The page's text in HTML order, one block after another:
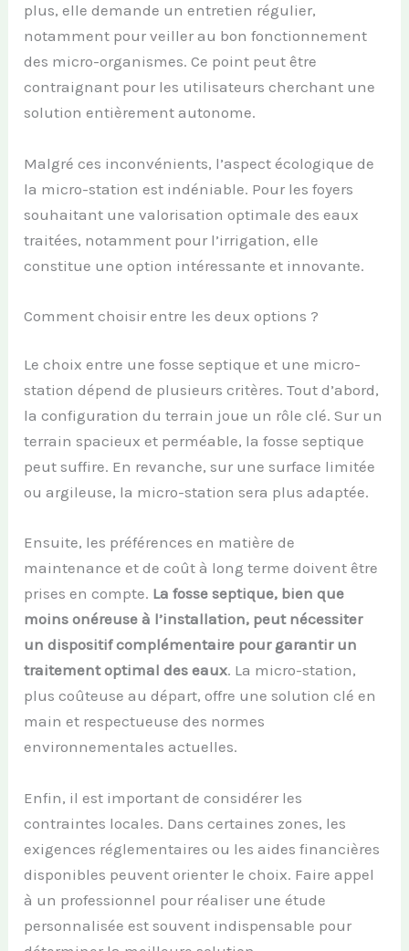
plus, elle demande un entretien régulier,
notamment pour veiller au bon fonctionnement
des micro-organismes. Ce point peut être
contraignant pour les utilisateurs cherchant une
solution entièrement autonome.
Malgré ces inconvénients, l’aspect écologique de
la micro-station est indéniable. Pour les foyers
souhaitant une valorisation optimale des eaux
traitées, notamment pour l’irrigation, elle
constitue une option intéressante et innovante.
Comment choisir entre les deux options ?
Le choix entre une fosse septique et une micro-
station dépend de plusieurs critères. Tout d’abord,
la configuration du terrain joue un rôle clé. Sur un
terrain spacieux et perméable, la fosse septique
peut suffire. En revanche, sur une surface limitée
ou argileuse, la micro-station sera plus adaptée.
Ensuite, les préférences en matière de
maintenance et de coût à long terme doivent être
prises en compte. La fosse septique, bien que
moins onéreuse à l’installation, peut nécessiter
un dispositif complémentaire pour garantir un
traitement optimal des eaux. La micro-station,
plus coûteuse au départ, offre une solution clé en
main et respectueuse des normes
environnementales actuelles.
Enfin, il est important de considérer les
contraintes locales. Dans certaines zones, les
exigences réglementaires ou les aides financières
disponibles peuvent orienter le choix. Faire appel
à un professionnel pour réaliser une étude
personnalisée est souvent indispensable pour